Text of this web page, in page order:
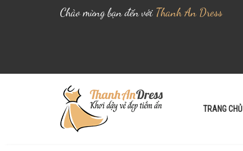
Chào mừng bạn đến với Thanh An Dress
TRANG CHỦ